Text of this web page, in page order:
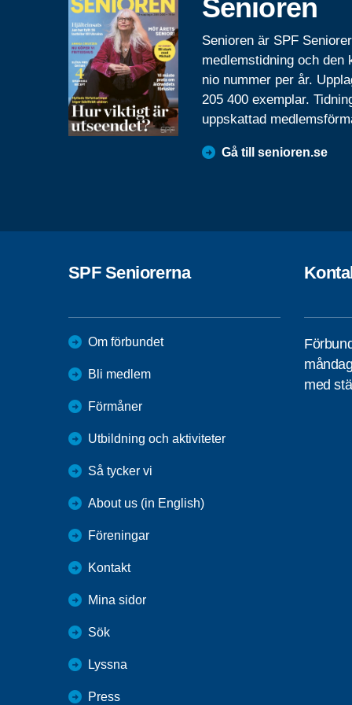
Senioren
Senioren är SPF
medlemstidning och den
nio nummer per år.
205 400 exemplar.
uppskattad
Gå till senioren.se
SPF Seniorerna
Om förbundet
Bli medlem
Förmåner
Utbildning och aktiviteter
Så tycker vi
About us (in English)
Föreningar
Kontakt
Mina sidor
Sök
Lyssna
Press
med